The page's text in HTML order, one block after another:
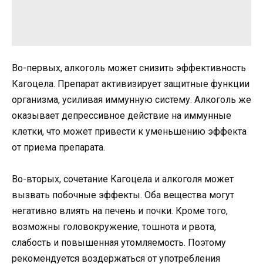
Во-первых, алкоголь может снизить эффективность
Кагоцела. Препарат активизирует защитные функции
организма, усиливая иммунную систему. Алкоголь же
оказывает депрессивное действие на иммунные
клетки, что может привести к уменьшению эффекта
от приема препарата.
Во-вторых, сочетание Кагоцела и алкоголя может
вызвать побочные эффекты. Оба вещества могут
негативно влиять на печень и почки. Кроме того,
возможны головокружение, тошнота и рвота,
слабость и повышенная утомляемость. Поэтому
рекомендуется воздержаться от употребления